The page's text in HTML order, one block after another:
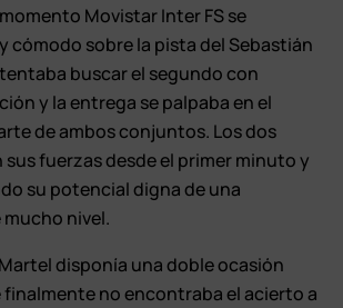
Movistar Inter FS se
cómodo sobre la pista del Sebastián
buscar el segundo con
y la entrega se palpaba en el
de ambos conjuntos. Los dos
fuerzas desde el primer minuto y
su potencial digna de una
nivel.
Martel disponía una doble ocasión
no encontraba el acierto a